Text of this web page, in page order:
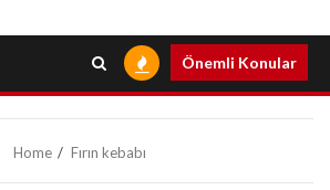
Önemli Konular
Home Fırın kebabı